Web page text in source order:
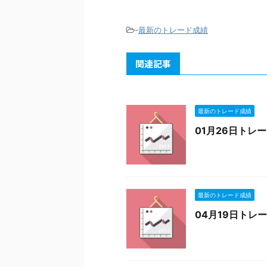
-最新のトレード成績
関連記事
最新のトレード成績
01月26日トレ
最新のトレード成績
04月19日トレ